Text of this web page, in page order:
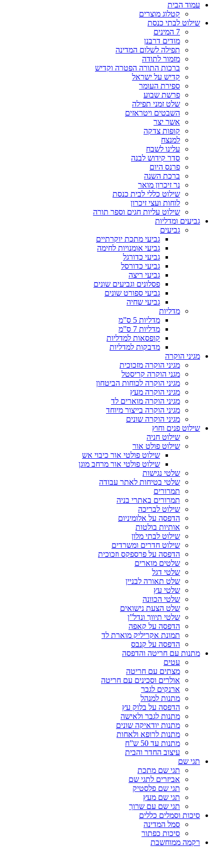
עמוד הבית
קטלוג מוצרים
שילוט לבתי כנסת
7 המינים
מודים דרבנן
תפילה לשלום המדינה
מזמור לתודה
ברכות התורה הפטרה וקדיש
קדיש על ישראל
ספירת העומר
פרשת שבוע
שלט זמני תפילה
השבטים ויטראזים
אשר יצר
קופות צדקה
למנצח
עלינו לשבח
סדר קידוש לבנה
פרנס היום
ברכת השנה
נר זיכרון מואר
שילוט כללי לבית כנסת
לוחות ועצי זיכרון
שילוט עליות חגים וספר תורה
גביעים ומדליות
גביעים
גביעי מתכת יוקרתיים
גביעי אומנויות לחימה
גביעי כדורגל
גביעי כדורסל
גביעי ריצה
פסלונים וגביעים שונים
גביעי ספורט שונים
גביעי שחיה
מדליות
מדליות 5 ס”מ
מדליות 7 ס”מ
קופסאות למדליות
מדבקות למדליות
מגיני הוקרה
מגיני הוקרה מזכוכית
מגני הוקרה קריסטל
מגיני הוקרה לכוחות הביטחון
מגיני הוקרה מעץ
מגיני הוקרה מוארים לד
מגיני הוקרה בייצור מיוחד
מגיני הוקרה שונים
שילוט פנים וחוץ
שילוט חניה
שילוט פולט אור
שילוט פולטי אור כיבוי אש
שילוט פולטי אור מרחב מוגן
שלטי נגישות
שלטי בטיחות לאתר עבודה
תמרורים
תמרורים באתרי בניה
שילוט לבריכה
הדפסה על אלומיניום
אותיות בולטות
שילוט לבתי מלון
שילוט חדרים ומשרדים
הדפסה על פרספקס וזכוכית
שלטים מוארים
שלטי דגל
שלט תאורה לבניין
שלטי עץ
שלטי הכוונה
שלט הצעת נישואים
שלטי תיווך ונדל”ן
הדפסה על קאפה
תמונת אקריליק מוארת לד
הדפסה על קנבס
מתנות עם חריטה והדפסה
עטים
מצתים עם חריטה
אולרים וסכינים עם חריטה
ארנקים לגבר
מתנות למנהל
הדפסה על בלוק עץ
מתנות לגבר ולאישה
מתנות יודאיקה שונים
מתנות לרופא ולאחות
מתנות עד 50 ש”ח
עיצוב החדר והבית
תגי שם
תגי שם מתכת
אביזרים לתגי שם
תגי שם פלסטיק
תגי שם מעץ
תגי שם עם שרוך
סיכות וסמלים כללים
סמל המדינה
סיכות כפתור
רקמה ממוחשבת